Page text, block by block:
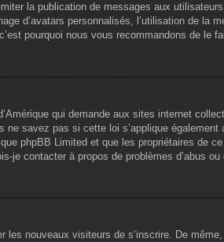
la publication de messages aux
d’avatars personnalisés, l’utilisation de la
pourquoi nous vous recommandons de le
qui demande aux sites internet
savez pas si cette loi s’applique
phpBB Limited et que les propriétaires de
contacter à propos de problèmes d’abus ou
les nouveaux visiteurs de s’inscrire. De